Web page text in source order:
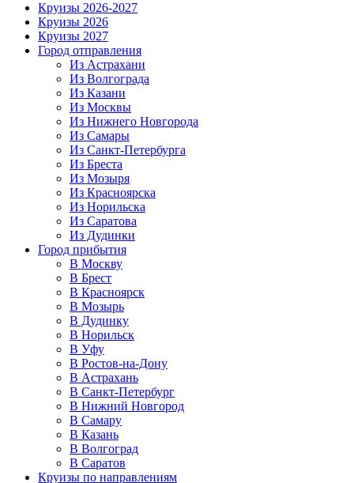
Круизы 2026-2027
Круизы 2026
Круизы 2027
Город отправления
Из Астрахани
Из Волгограда
Из Казани
Из Москвы
Из Нижнего Новгорода
Из Самары
Из Санкт-Петербурга
Из Бреста
Из Мозыря
Из Красноярска
Из Норильска
Из Саратова
Из Дудинки
Город прибытия
В Москву
В Брест
В Красноярск
В Мозырь
В Дудинку
В Норильск
В Уфу
В Ростов-на-Дону
В Астрахань
В Санкт-Петербург
В Нижний Новгород
В Самару
В Казань
В Волгоград
В Саратов
Круизы по направлениям